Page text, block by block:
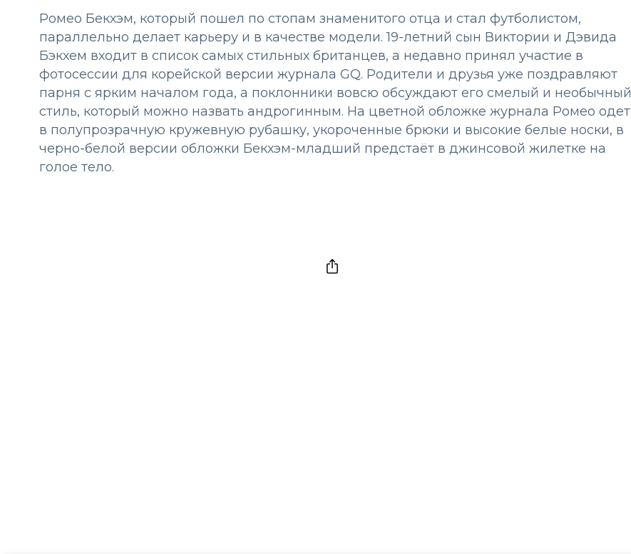
Ромео Бекхэм, который пошел по стопам знаменитого отца и стал футболистом,
параллельно делает карьеру и в качестве модели. 19-летний сын Виктории и Дэвида
Бэкхем входит в список самых стильных британцев, а недавно принял участие в
фотосессии для корейской версии журнала GQ. Родители и друзья уже поздравляют
парня с ярким началом года, а поклонники вовсю обсуждают его смелый и необычный
стиль, который можно назвать андрогинным. На цветной обложке журнала Ромео одет
в полупрозрачную кружевную рубашку, укороченные брюки и высокие белые носки, в
черно-белой версии обложки Бекхэм-младший предстаёт в джинсовой жилетке на
голое тело.